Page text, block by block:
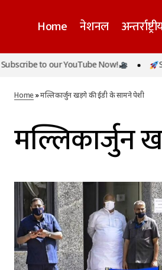
Home नेशनल
to our YouTube Now!
Home»मल्लिकार्जुन खड़गे की ईडी के सामने पेशी
मल्लिकार्जुन